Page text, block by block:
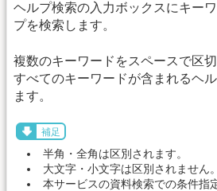
ヘルプ検索の入力ボックスにキー
プを検索します。
複数のキーワードをスペースで区
すべてのキーワードが含まれるヘ
ます。
補足
半角・全角は区別されます。
大文字・小文字は区別されません。
本サービスの資料検索での条件指